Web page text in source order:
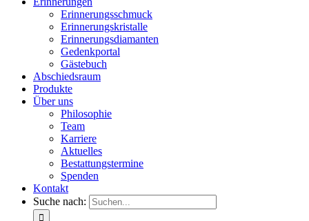
Erinnerungsschmuck
Erinnerungskristalle
Erinnerungsdiamanten
Gedenkportal
Gästebuch
Abschiedsraum
Produkte
Über uns
Philosophie
Team
Karriere
Aktuelles
Bestattungstermine
Spenden
Kontakt
Suche nach: